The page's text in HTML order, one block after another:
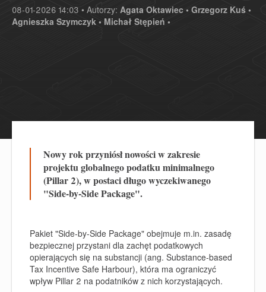
08-01-2026 14:03 • Autorzy: Agata Oktawiec • Grzegorz Kuś •
Agnieszka Szymczyk • Michał Stępień •
Nowy rok przyniósł nowości w zakresie
projektu globalnego podatku minimalnego
(Pillar 2), w postaci długo wyczekiwanego
"Side-by-Side Package".
Pakiet "Side-by-Side Package" obejmuje m.in. zasadę
bezpiecznej przystani dla zachęt podatkowych
opierających się na substancji (ang. Substance-based
Tax Incentive Safe Harbour), która ma ograniczyć
wpływ Pillar 2 na podatników z nich korzystających.